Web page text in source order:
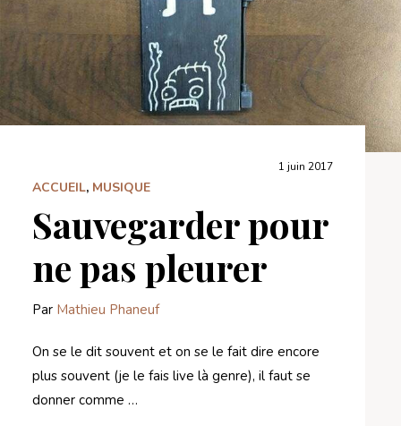
1 juin 2017
ACCUEIL, MUSIQUE
Sauvegarder pour
ne pas pleurer
Par Mathieu Phaneuf
On se le dit souvent et on se le fait dire encore
plus souvent (je le fais live là genre), il faut se
donner comme …